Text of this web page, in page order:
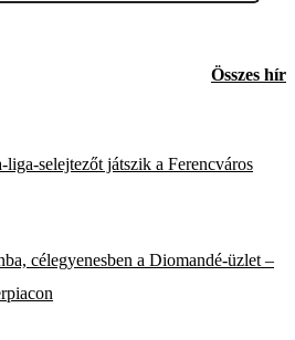
Összes hír
liga-selejtezőt játszik a Ferencváros
célegyenesben a Diomandé-üzlet –